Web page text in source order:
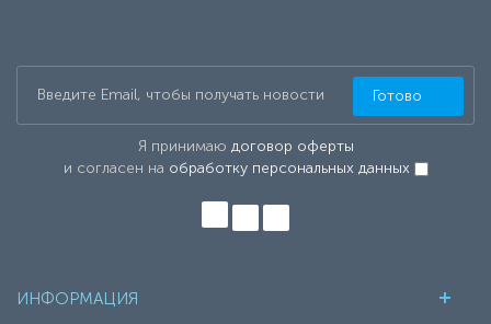
Я принимаю договор оферты
и согласен на обработку персональных данных
Готово
ИНФОРМАЦИЯ